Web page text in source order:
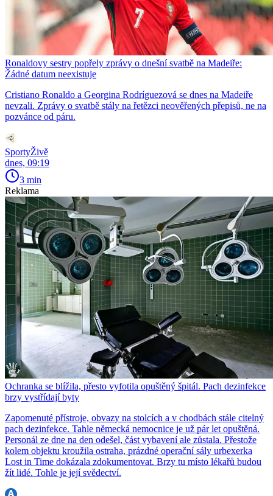
Ronaldovy sestry popřely zprávy o dnešní svatbě na Madeiře:
Žádné datum neexistuje
Cristiano Ronaldo a Georgina Rodríguezová se dnes na Madeiře
nevzali. Zprávy o svatbě stály na řetězci neověřených přepisů, ne na
pozvánce od páru.
SportyŽivě
dnes, 09:19
3 min
Reklama
Ochranka se blížila, přesto vyfotila opuštěný špitál. Pach dezinfekce
brzy vystřídají byty
Zapomenuté přístroje, obvazy na stolcích a v chodbách stále citelný
pach dezinfekce. Tahle německá nemocnice je už pár let opuštěná.
Personál ze dne na den odešel, část vybavení ale zůstala. Přestože
kolem objektu kroužila ostraha, prázdné operační sály urbexerka
Lost in Time dokázala zdokumentovat. Brzy tu místo lékařů budou
žít lidé. Tohle je její svědectví.